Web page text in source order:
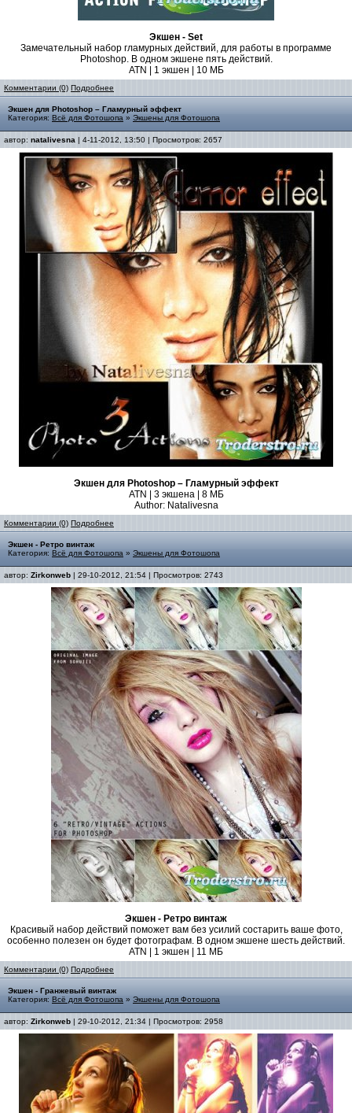
Экшен - Set
Замечательный набор гламурных действий, для работы в программе
Photoshop. В одном экшене пять действий.
ATN | 1 экшен | 10 МБ
Комментарии (0) Подробнее
Экшен для Photoshop – Гламурный эффект
Категория: Всё для Фотошопа » Экшены для Фотошопа
автор: natalivesna | 4-11-2012, 13:50 | Просмотров: 2657
Экшен для Photoshop – Гламурный эффект
ATN | 3 экшена | 8 МБ
Author: Natalivesna
Комментарии (0) Подробнее
Экшен - Ретро винтаж
Категория: Всё для Фотошопа » Экшены для Фотошопа
автор: Zirkonweb | 29-10-2012, 21:54 | Просмотров: 2743
Экшен - Ретро винтаж
Красивый набор действий поможет вам без усилий состарить ваше фото,
особенно полезен он будет фотографам. В одном экшене шесть действий.
ATN | 1 экшен | 11 МБ
Комментарии (0) Подробнее
Экшен - Гранжевый винтаж
Категория: Всё для Фотошопа » Экшены для Фотошопа
автор: Zirkonweb | 29-10-2012, 21:34 | Просмотров: 2958